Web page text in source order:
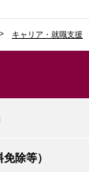
キャリア・就職支援
除等）